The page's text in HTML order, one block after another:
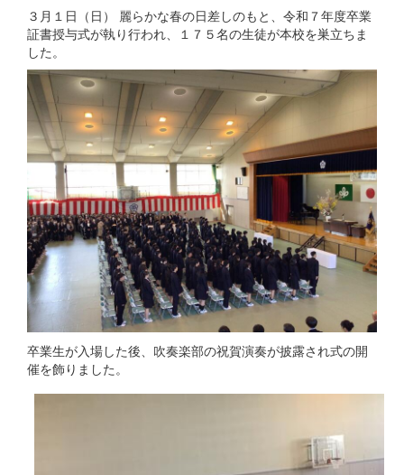
３月１日（日） 麗らかな春の日差しのもと、令和７年度卒業
証書授与式が執り行われ、１７５名の生徒が本校を巣立ちま
した。
卒業生が入場した後、吹奏楽部の祝賀演奏が披露され式の開
催を飾りました。